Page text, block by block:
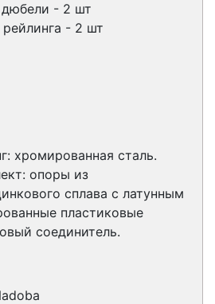
дюбели - 2 шт
рейлинга - 2 шт
хромированная сталь.
опоры из
сплава с латунным
пластиковые
соединитель.